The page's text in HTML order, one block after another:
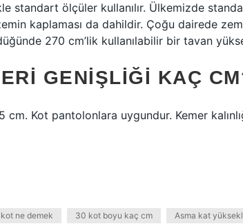
standart ölçüler kullanılır. Ülkemizde
kaplaması da dahildir. Çoğu dairede
270 cm’lik kullanılabilir bir tavan
GENIŞLIĞI KAÇ
cm. Kot pantolonlara uygundur. Kemer
ne demek 30 kot boyu kaç cm Asma kat